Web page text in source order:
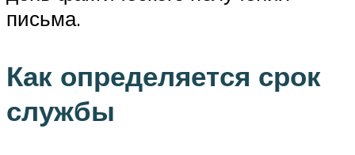
письма.
Как определяется срок
службы